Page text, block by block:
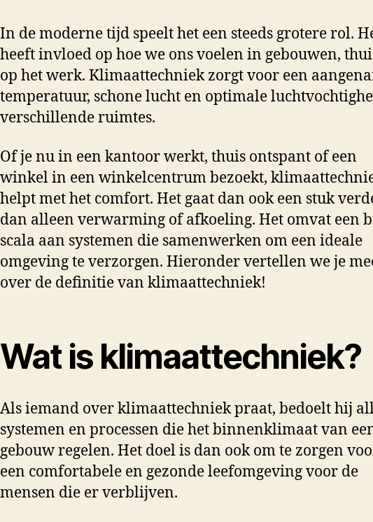
In de moderne tijd speelt het een steeds grotere rol.
heeft invloed op hoe we ons voelen in gebouwen,
op het werk. Klimaattechniek zorgt voor een
temperatuur, schone lucht en optimale
verschillende ruimtes.
Of je nu in een kantoor werkt, thuis ontspant of een
winkel in een winkelcentrum bezoekt,
helpt met het comfort. Het gaat dan ook een stuk
dan alleen verwarming of afkoeling. Het omvat een
scala aan systemen die samenwerken om een ideale
omgeving te verzorgen. Hieronder vertellen we je
over de definitie van klimaattechniek!
Wat is klimaattechniek?
Als iemand over klimaattechniek praat, bedoelt hij
systemen en processen die het binnenklimaat van
gebouw regelen. Het doel is dan ook om te zorgen
een comfortabele en gezonde leefomgeving voor de
mensen die er verblijven.